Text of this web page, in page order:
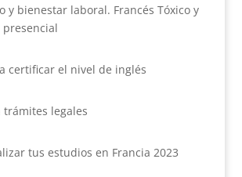
y bienestar laboral. Francés Tóxico y
certificar el nivel de inglés
trámites legales
tus estudios en Francia 2023